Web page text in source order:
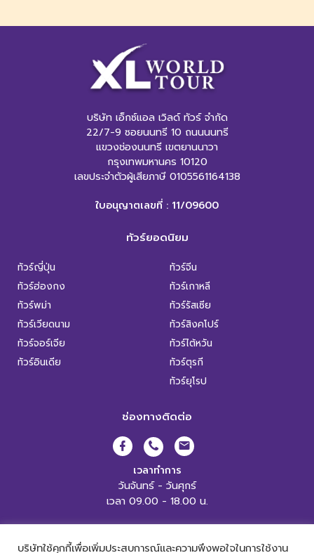
บริษัทใช้คุกกี้เพื่อเพิ่มประสบการณ์และความพึงพอใจในการใช้งาน
บริษัท เอ็กซ์แอล เวิลด์ ทัวร์ จำกัด
22/7-9 ซอยนนทรี 10 ถนนนนทรี
แขวงช่องนนทรี เขตยานนาวา
กรุงเทพมหานคร 10120
เลขประจำตัวผู้เสียภาษี 0105561164138
ใบอนุญาตเลขที่ : 11/09600
ทัวร์ยอดนิยม
ทัวร์ญี่ปุ่น
ทัวร์ฮ่องกง
ทัวร์พม่า
ทัวร์เวียดนาม
ทัวร์จอร์เจีย
ทัวร์อินเดีย
ทัวร์จีน
ทัวร์เกาหลี
ทัวร์รัสเซีย
ทัวร์สิงคโปร์
ทัวร์ไต้หวัน
ทัวร์ตุรกี
ทัวร์ยุโรป
ช่องทางติดต่อ
เวลาทำการ
วันจันทร์ - วันศุกร์
เวลา 09.00 - 18.00 น.